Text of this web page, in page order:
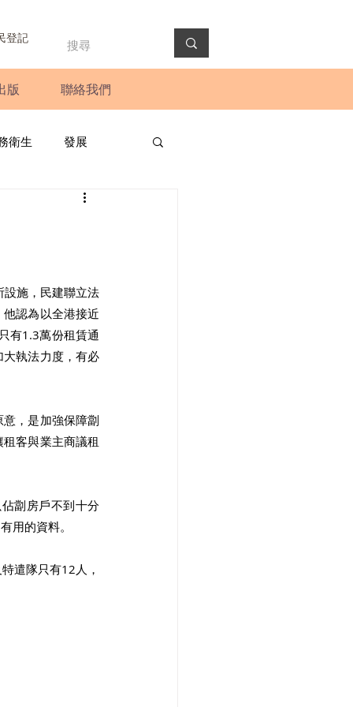
登記
版 聯絡我們
衛生 發展
圓桌會議
施，民建聯立法
認為以全港接近
有1.3萬份租賃通
執法力度，有必
，是加強保障劏
客與業主商議租
劏房戶不到十分
用的資料。
遣隊只有12人，